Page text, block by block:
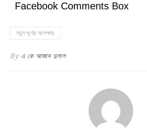
Facebook Comments Box
নতুন সূর্যের অপেক্ষায়
By এ কে আজাদ দুলাল